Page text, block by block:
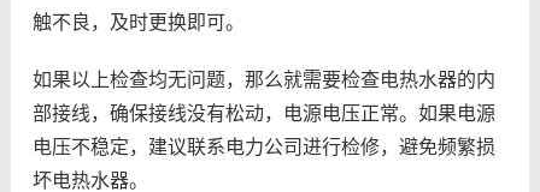
触不良，及时更换即可。
如果以上检查均无问题，那么就需要检查电热水器的内
部接线，确保接线没有松动，电源电压正常。如果电源
电压不稳定，建议联系电力公司进行检修，避免频繁损
坏电热水器。